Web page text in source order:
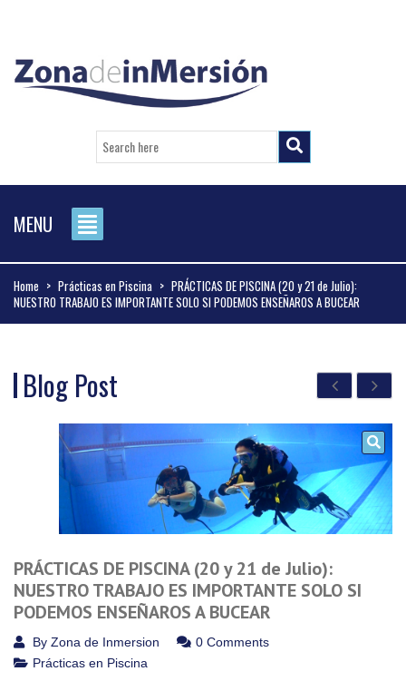
MENU
Home > Prácticas en Piscina > PRÁCTICAS DE PISCINA (20 y 21 de Julio):
NUESTRO TRABAJO ES IMPORTANTE SOLO SI PODEMOS ENSEÑAROS A BUCEAR
Blog Post
PRÁCTICAS DE PISCINA (20 y 21 de Julio):
NUESTRO TRABAJO ES IMPORTANTE SOLO SI
PODEMOS ENSEÑAROS A BUCEAR
By Zona de Inmersion
0 Comments
Prácticas en Piscina